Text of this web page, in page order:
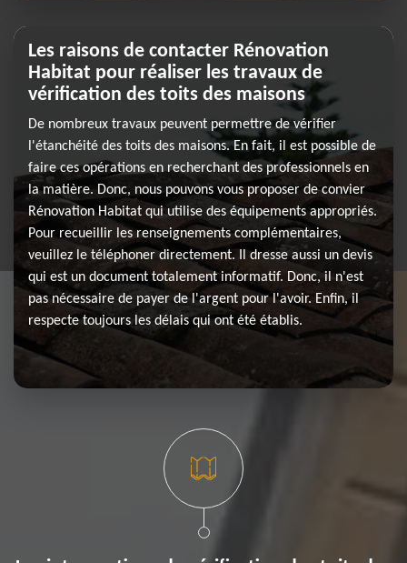
Les raisons de contacter Rénovation
Habitat pour réaliser les travaux de
vérification des toits des maisons
De nombreux travaux peuvent permettre de vérifier
l'étanchéité des toits des maisons. En fait, il est possible de
faire ces opérations en recherchant des professionnels en
la matière. Donc, nous pouvons vous proposer de convier
Rénovation Habitat qui utilise des équipements appropriés.
Pour recueillir les renseignements complémentaires,
veuillez le téléphoner directement. Il dresse aussi un devis
qui est un document totalement informatif. Donc, il n'est
pas nécessaire de payer de l'argent pour l'avoir. Enfin, il
respecte toujours les délais qui ont été établis.